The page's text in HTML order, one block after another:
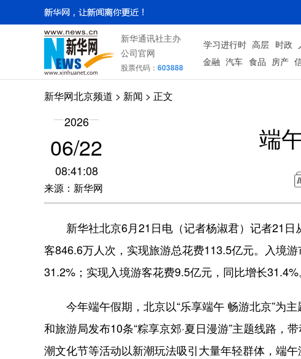
新华通讯社主办
公司官网
股票代码： 603888
学习进行时 高层 时政
金融 汽车 食品 房产
新华网北京频道 > 新闻 > 正文
2026
06/22
08:41:08
来源：新华网
端
新华社北京6月21日电（记者杨淑君）记者21日
客846.6万人次，实现旅游总花费113.5亿元。入境
31.2%；实现入境游客花费9.5亿元，同比增长31.4%
今年端午假期，北京以“乐享端午 畅游北京”为
和旅游局发布10条“粽享京郊·夏日漫游”主题线路，
潮文化节等活动以新潮玩法吸引大量年轻群体，端